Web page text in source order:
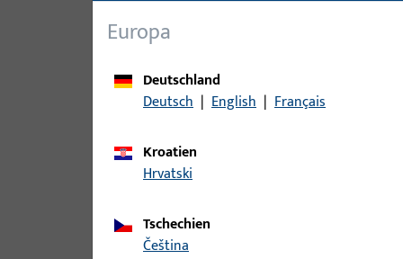
Europa
Deutschland
Deutsch | English | Français
Kroatien
Hrvatski
Tschechien
čeština